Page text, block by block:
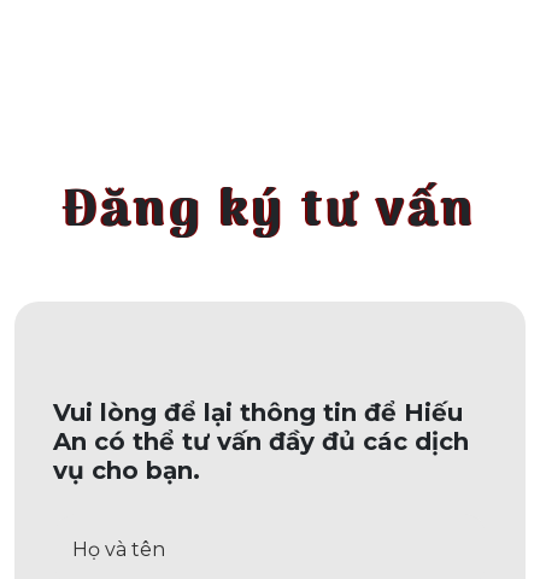
Đăng ký tư vấn
Vui lòng để lại thông tin để Hiếu
An có thể tư vấn đầy đủ các dịch
vụ cho bạn.